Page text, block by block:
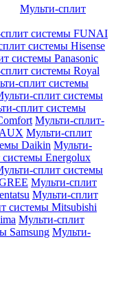
Мульти-сплит
системы FUNAI
системы Hisense
системы Panasonic
системы Royal
сплит системы
сплит системы
сплит системы
Мульти-сплит-
Мульти-сплит
Daikin Мульти-
Energolux
сплит системы
Мульти-сплит
Мульти-сплит
системы Mitsubishi
Мульти-сплит
Samsung Мульти-